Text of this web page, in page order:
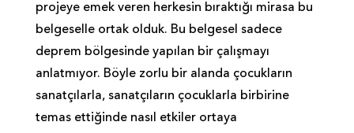
projeye emek veren herkesin bıraktığı mirasa bu
belgeselle ortak olduk. Bu belgesel sadece
deprem bölgesinde yapılan bir çalışmayı
anlatmıyor. Böyle zorlu bir alanda çocukların
sanatçılarla, sanatçıların çocuklarla birbirine
temas ettiğinde nasıl etkiler ortaya